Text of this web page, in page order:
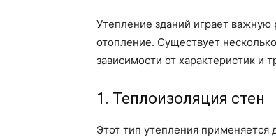
Утепление зданий играет
отопление. Существует
зависимости от характеристик и
1. Теплоизоляция стен
Этот тип утепления